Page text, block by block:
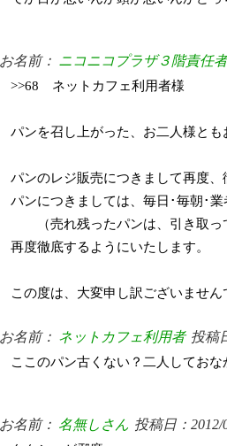
お名前： ニコニコプラザ３階責任者
>>68 ネットカフェ利用者様
パンを召し上がった、お二人様と
パンのレジ販売につきまして再度
パンにつきましては、毎日･毎朝･
（売れ残ったパンは、引き取っ
再度徹底するようにいたします。
この度は、大変申し訳ございません
お名前： ネットカフェ利用者 投稿
ここのパン古くない？二人しておな
お名前： 名無しさん 投稿日：2012/